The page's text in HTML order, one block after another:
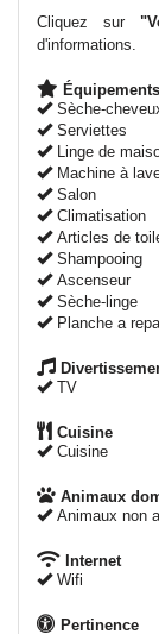
Cliquez sur "
d'informations.
Équipements
Sèche-
Serviettes
Linge de
Machine à
Salon
Climatisation
Articles de
Shampooing
Ascenseur
Sèche-linge
Planche a
TV
Cuisine
Cuisine
Animaux
Animaux non
Internet
Wifi
Pertinence